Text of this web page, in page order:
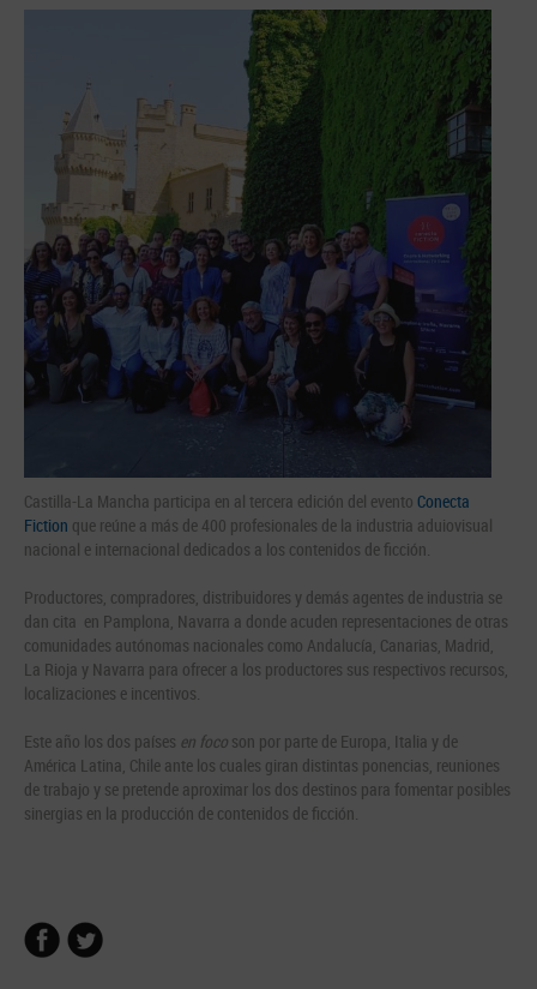
Castilla-La Mancha participa en al tercera edición del evento Conecta
Fiction que reúne a más de 400 profesionales de la industria aduiovisual
nacional e internacional dedicados a los contenidos de ficción.
Productores, compradores, distribuidores y demás agentes de industria se
dan cita en Pamplona, Navarra a donde acuden representaciones de otras
comunidades autónomas nacionales como Andalucía, Canarias, Madrid,
La Rioja y Navarra para ofrecer a los productores sus respectivos recursos,
localizaciones e incentivos.
Este año los dos países en foco son por parte de Europa, Italia y de
América Latina, Chile ante los cuales giran distintas ponencias, reuniones
de trabajo y se pretende aproximar los dos destinos para fomentar posibles
sinergias en la producción de contenidos de ficción.